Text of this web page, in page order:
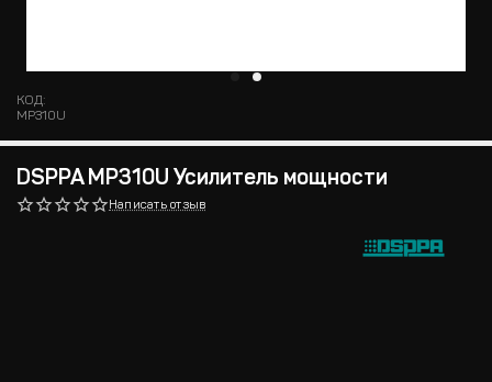
КОД:
MP310U
DSPPA MP310U Усилитель мощности
Написать отзыв